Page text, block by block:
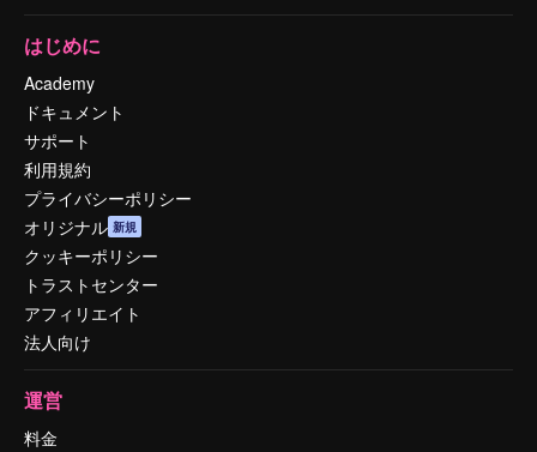
はじめに
Academy
ドキュメント
サポート
利用規約
プライバシーポリシー
オリジナル 新規
クッキーポリシー
トラストセンター
アフィリエイト
法人向け
運営
料金